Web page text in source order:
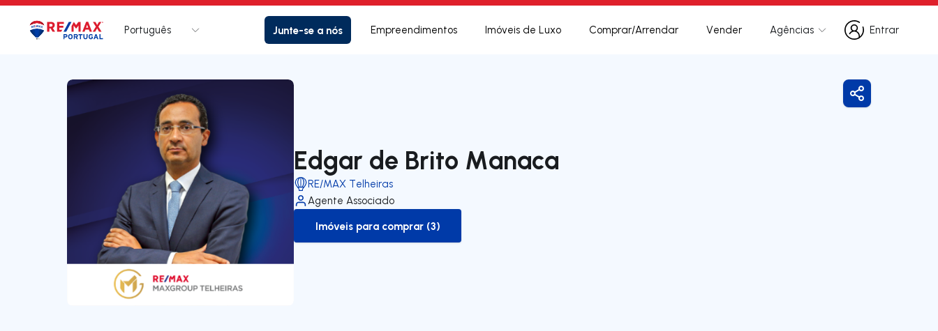
Logo Ir para página inicial
Português Junte-se a nós Empreendimentos Imóveis de Luxo Comprar/Arrendar Vender Agências
Entrar
Entrar
Edgar de Brito Manaca
RE/MAX Telheiras
Agente Associado
to-buy-listing
Imóveis para comprar (3)
Partilhar